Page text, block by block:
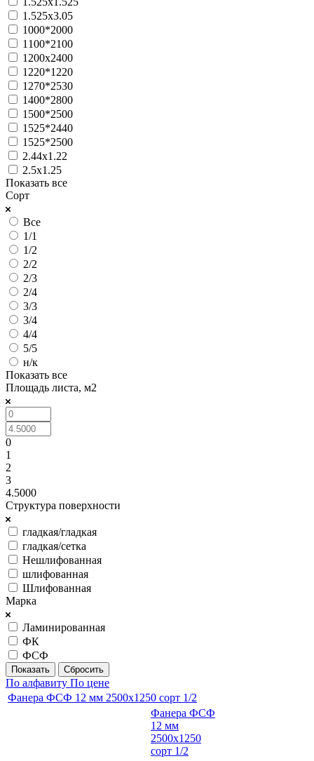
1.525х3.05
1000*2000
1100*2100
1200х2400
1220*1220
1270*2530
1400*2800
1500*2500
1525*2440
1525*2500
2.44х1.22
2.5х1.25
Показать все
Сорт
Все
1/1
1/2
2/2
2/3
2/4
3/3
3/4
4/4
5/5
н/к
Показать все
Площадь листа, м2
0
1
2
3
4.5000
Структура поверхности
гладкая/гладкая
гладкая/сетка
Нешлифованная
шлифованная
Шлифованная
Марка
Ламинированная
ФК
ФСФ
Сбросить
По алфавиту По цене
Фанера ФСФ 12 мм 2500х1250 сорт 1/2
Фанера ФСФ
12 мм
2500х1250
сорт 1/2